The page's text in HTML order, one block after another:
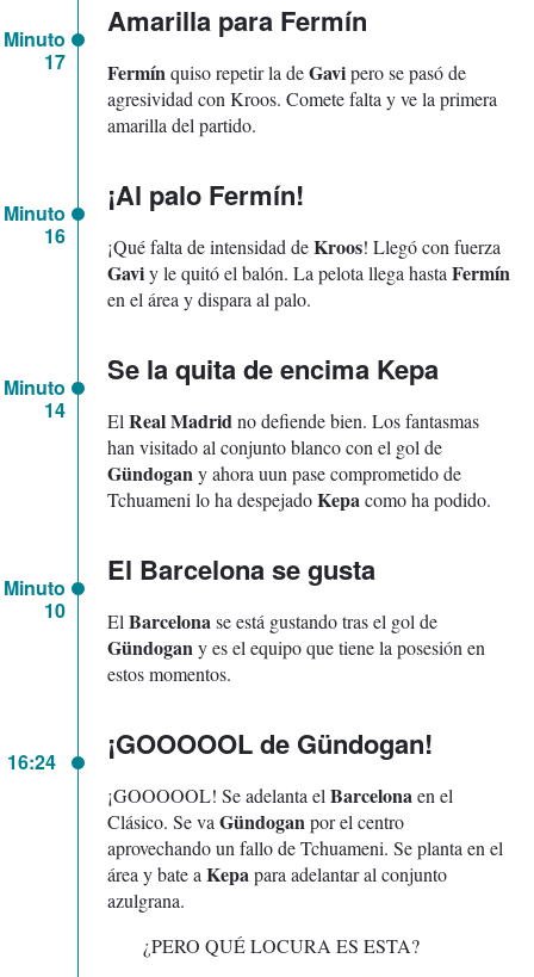
Minuto
17
Amarilla para Fermín
Fermínquiso repetir la deGavipero se pasó de
agresividad con Kroos. Comete falta y ve la primera
amarilla del partido.
Minuto
16
¡Al palo Fermín!
¡Qué falta de intensidad deKroos! Llegó con fuerza
Gaviy le quitó el balón. La pelota llega hasta Fermín
en el área y dispara al palo.
Minuto
14
Se la quita de encima Kepa
El Real Madridno defiende bien. Los fantasmas
han visitado al conjunto blanco con el gol de
Gündogany ahora uun pase comprometido de
Tchuameni lo ha despejadoKepacomo ha podido.
Minuto
10
El Barcelona se gusta
El Barcelonase está gustando tras el gol de
Gündogany es el equipo que tiene la posesión en
estos momentos.
16:24 ¡GOOOOOL de Gündogan!
¡GOOOOOL! Se adelanta el Barcelonaen el
Clásico. Se va Gündoganpor el centro
aprovechando un fallo de Tchuameni. Se planta en el
área y bate a Kepapara adelantar al conjunto
azulgrana.
¿PERO QUÉ LOCURA ES ESTA?